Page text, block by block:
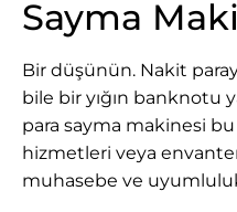
Sayma
Bir düşünün. Nakit
bile bir yığın banknotu
para sayma makinesi bu
hizmetleri veya
muhasebe ve